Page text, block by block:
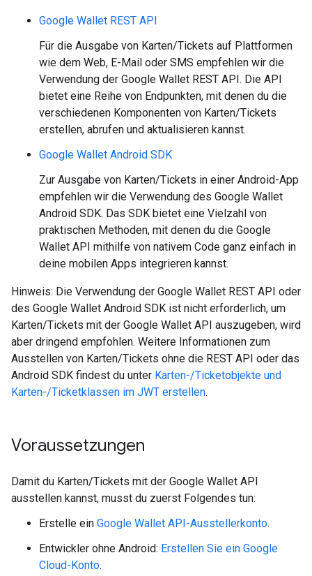
Google Wallet REST API
Für die Ausgabe von Karten/Tickets auf Plattformen
wie dem Web, E-Mail oder SMS empfehlen wir die
Verwendung der Google Wallet REST API. Die API
bietet eine Reihe von Endpunkten, mit denen du die
verschiedenen Komponenten von Karten/Tickets
erstellen, abrufen und aktualisieren kannst.
Google Wallet Android SDK
Zur Ausgabe von Karten/Tickets in einer Android-App
empfehlen wir die Verwendung des Google Wallet
Android SDK. Das SDK bietet eine Vielzahl von
praktischen Methoden, mit denen du die Google
Wallet API mithilfe von nativem Code ganz einfach in
deine mobilen Apps integrieren kannst.
Hinweis: Die Verwendung der Google Wallet REST API oder
des Google Wallet Android SDK ist nicht erforderlich, um
Karten/Tickets mit der Google Wallet API auszugeben, wird
aber dringend empfohlen. Weitere Informationen zum
Ausstellen von Karten/Tickets ohne die REST API oder das
Android SDK findest du unter Karten-/Ticketobjekte und
Karten-/Ticketklassen im JWT erstellen.
Voraussetzungen
Damit du Karten/Tickets mit der Google Wallet API
ausstellen kannst, musst du zuerst Folgendes tun:
Erstelle ein Google Wallet API-Ausstellerkonto.
Entwickler ohne Android: Erstellen Sie ein Google
Cloud-Konto.